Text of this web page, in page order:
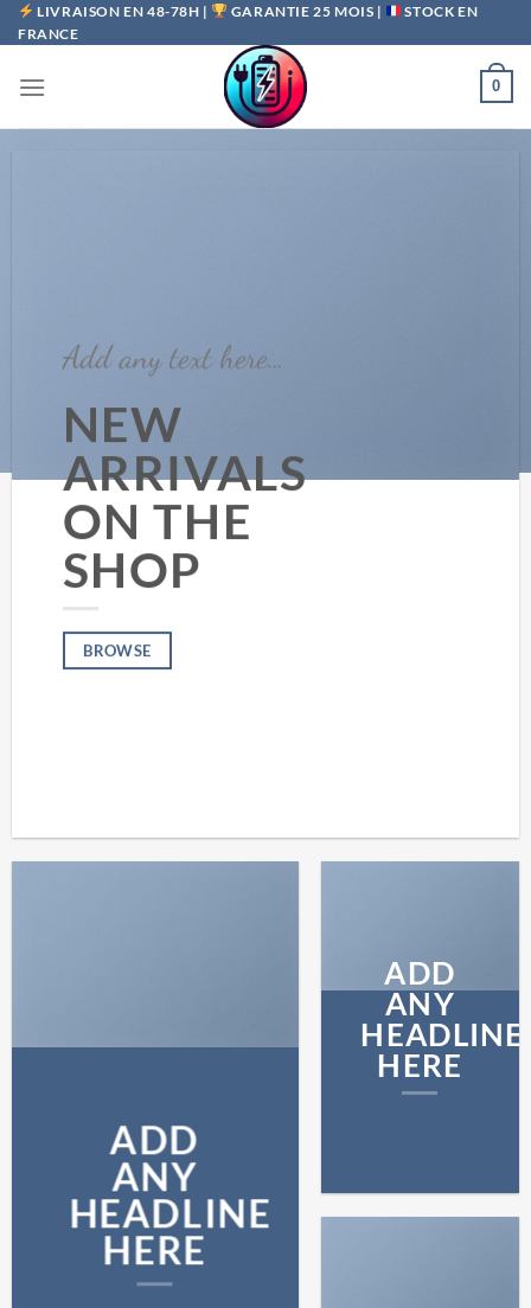
Passer
au
LIVRAISON EN 48-78H | GARANTIE 25 MOIS |
STOCK EN
FRANCE
0
Add any text here…
NEW
ARRIVALS
ON THE
SHOP
BROWSE
ADD
ANY
HEADLINE
HERE
ADD
ANY
HEADLINE
HERE